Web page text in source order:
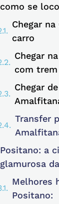
como se
Chegar
carro
Chegar
com
Chegar
Transfer
Positano: a
glamurosa
Melhores
Positano: